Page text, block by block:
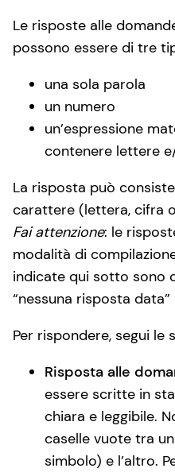
Le risposte alle
possono essere di tre
una sola parola
un numero
un’espressione
contenere lettere
La risposta può
carattere (lettera, cifra
Fai attenzione: le
modalità di
indicate qui sotto sono
“nessuna risposta data”
Per rispondere, segui le
Risposta alle
essere scritte in
chiara e leggibile.
caselle vuote tra
simbolo) e l’altro.